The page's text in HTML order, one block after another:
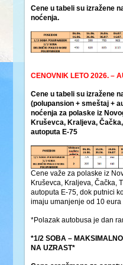
Cene u tabeli su izražene
noćenja.
CENOVNIK LETO 2026. –
Cene u tabeli su izražene
(polupansion + smeštaj +
noćenja za polaske iz
Kruševca, Kraljeva,
autoputa E-75
Cene važe za polaske iz
Kruševca, Kraljeva, Čačka,
autoputa E-75, dok putnici
imaju umanjenje od 10
*Polazak autobusa je dan
*1/2 SOBA –
NA UZRAST*